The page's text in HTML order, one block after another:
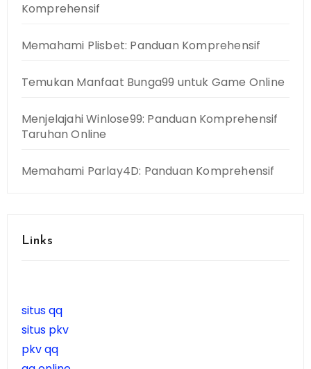
Komprehensif
Memahami Plisbet: Panduan Komprehensif
Temukan Manfaat Bunga99 untuk Game Online
Menjelajahi Winlose99: Panduan Komprehensif
Taruhan Online
Memahami Parlay4D: Panduan Komprehensif
Links
situs qq
situs pkv
pkv qq